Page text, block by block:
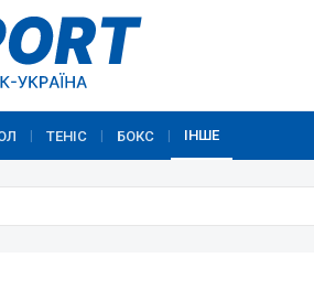
ТЕНІС БОКС ІНШЕ